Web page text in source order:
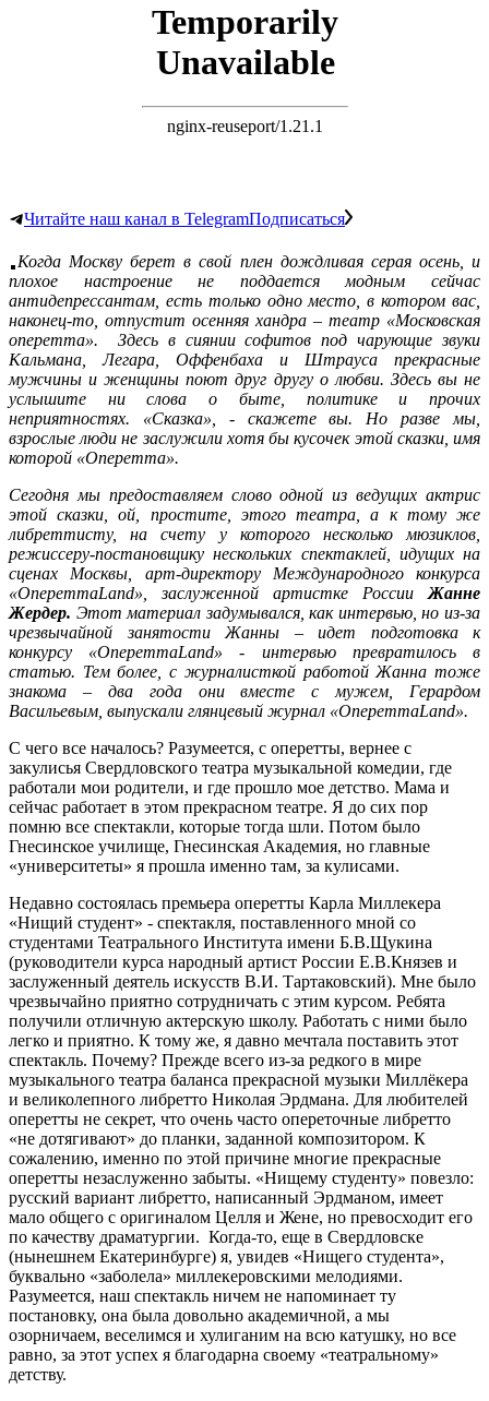
Читайте наш канал в TelegramПодписаться
Когда Москву берет в свой плен дождливая серая осень, и
плохое настроение не поддается модным сейчас
антидепрессантам, есть только одно место, в котором вас,
наконец-то, отпустит осенняя хандра – театр «Московская
оперетта». Здесь в сиянии софитов под чарующие звуки
Кальмана, Легара, Оффенбаха и Штрауса прекрасные
мужчины и женщины поют друг другу о любви. Здесь вы не
услышите ни слова о быте, политике и прочих
неприятностях. «Сказка», - скажете вы. Но разве мы,
взрослые люди не заслужили хотя бы кусочек этой сказки, имя
которой «Оперетта».
Сегодня мы предоставляем слово одной из ведущих актрис
этой сказки, ой, простите, этого театра, а к тому же
либреттисту, на счету у которого несколько мюзиклов,
режиссеру-постановщику нескольких спектаклей, идущих на
сценах Москвы, арт-директору Международного конкурса
«ОпереттаLand», заслуженной артистке РоссииЖанне
Жердер. Этот материал задумывался, как интервью, но из-за
чрезвычайной занятости Жанны – идет подготовка к
конкурсу «ОпереттаLand» - интервью превратилось в
статью. Тем более, с журналисткой работой Жанна тоже
знакома – два года они вместе с мужем, Герардом
Васильевым, выпускали глянцевый журнал «ОпереттаLand».
С чего все началось? Разумеется, с оперетты, вернее с
закулисья Cвердловского театра музыкальной комедии, где
работали мои родители, и где прошло мое детство. Мама и
сейчас работает в этом прекрасном театре. Я до сих пор
помню все спектакли, которые тогда шли. Потом было
Гнесинское училище, Гнесинская Академия, но главные
«университеты» я прошла именно там, за кулисами.
Недавно состоялась премьера оперетты Карла Миллекера
«Нищий студент» - спектакля, поставленного мной со
студентами Театрального Института имени Б.В.Щукина
(руководители курса народный артист России Е.В.Князев и
заслуженный деятель искусств В.И. Тартаковский). Мне было
чрезвычайно приятно сотрудничать с этим курсом. Ребята
получили отличную актерскую школу. Работать с ними было
легко и приятно. К тому же, я давно мечтала поставить этот
спектакль. Почему? Прежде всего из-за редкого в мире
музыкального театра баланса прекрасной музыки Миллёкера
и великолепного либретто Николая Эрдмана. Для любителей
оперетты не секрет, что очень часто опереточные либретто
«не дотягивают» до планки, заданной композитором. К
сожалению, именно по этой причине многие прекрасные
оперетты незаслуженно забыты. «Нищему студенту» повезло:
русский вариант либретто, написанный Эрдманом, имеет
мало общего с оригиналом Целля и Жене, но превосходит его
по качеству драматургии. Когда-то, еще в Свердловске
(нынешнем Екатеринбурге) я, увидев «Нищего студента»,
буквально «заболела» миллекеровскими мелодиями.
Разумеется, наш спектакль ничем не напоминает ту
постановку, она была довольно академичной, а мы
озорничаем, веселимся и хулиганим на всю катушку, но все
равно, за этот успех я благодарна своему «театральному»
детству.